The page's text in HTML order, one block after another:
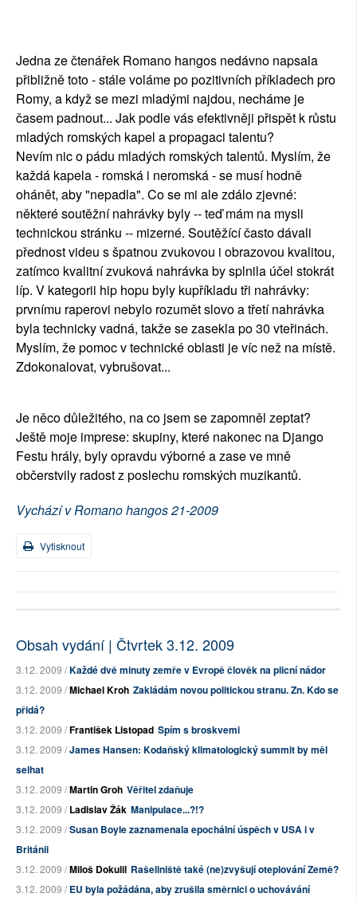
Jedna ze čtenářek Romano hangos nedávno napsala
přibližně toto - stále voláme po pozitivních příkladech pro
Romy, a když se mezi mladými najdou, necháme je
časem padnout... Jak podle vás efektivněji přispět k růstu
mladých romských kapel a propagaci talentu?
Nevím nic o pádu mladých romských talentů. Myslím, že
každá kapela - romská i neromská - se musí hodně
ohánět, aby "nepadla". Co se mi ale zdálo zjevné:
některé soutěžní nahrávky byly -- teď mám na mysli
technickou stránku -- mizerné. Soutěžící často dávali
přednost videu s špatnou zvukovou i obrazovou kvalitou,
zatímco kvalitní zvuková nahrávka by splnila účel stokrát
líp. V kategorii hip hopu byly kupříkladu tři nahrávky:
prvnímu raperovi nebylo rozumět slovo a třetí nahrávka
byla technicky vadná, takže se zasekla po 30 vteřinách.
Myslím, že pomoc v technické oblasti je víc než na místě.
Zdokonalovat, vybrušovat...
Je něco důležitého, na co jsem se zapomněl zeptat?
Ještě moje imprese: skupiny, které nakonec na Django
Festu hrály, byly opravdu výborné a zase ve mně
občerstvily radost z poslechu romských muzikantů.
Vychází v Romano hangos 21-2009
Vytisknout
Obsah vydání | Čtvrtek 3.12. 2009
3.12. 2009 /Každé dvě minuty zemře v Evropě člověk na plicní nádor
3.12. 2009 /Michael Kroh Zakládám novou politickou stranu. Zn. Kdo se
přidá?
3.12. 2009 /František Listopad Spím s broskvemi
3.12. 2009 /James Hansen: Kodaňský klimatologický summit by měl
selhat
3.12. 2009 /Martin Groh Věřitel zdaňuje
3.12. 2009 /Ladislav Žák Manipulace...?!?
3.12. 2009 /Susan Boyle zaznamenala epochální úspěch v USA i v
Británii
3.12. 2009 /Miloš Dokulil Rašeliniště také (ne)zvyšují oteplování Země?
3.12. 2009 /EU byla požádána, aby zrušila směrnici o uchovávání